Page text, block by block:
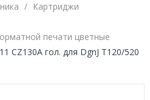
Картриджи
печати цветные
CZ130A гол. для DgnJ T120/520